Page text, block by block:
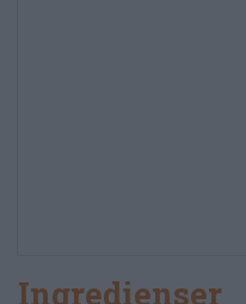
Ingredienser